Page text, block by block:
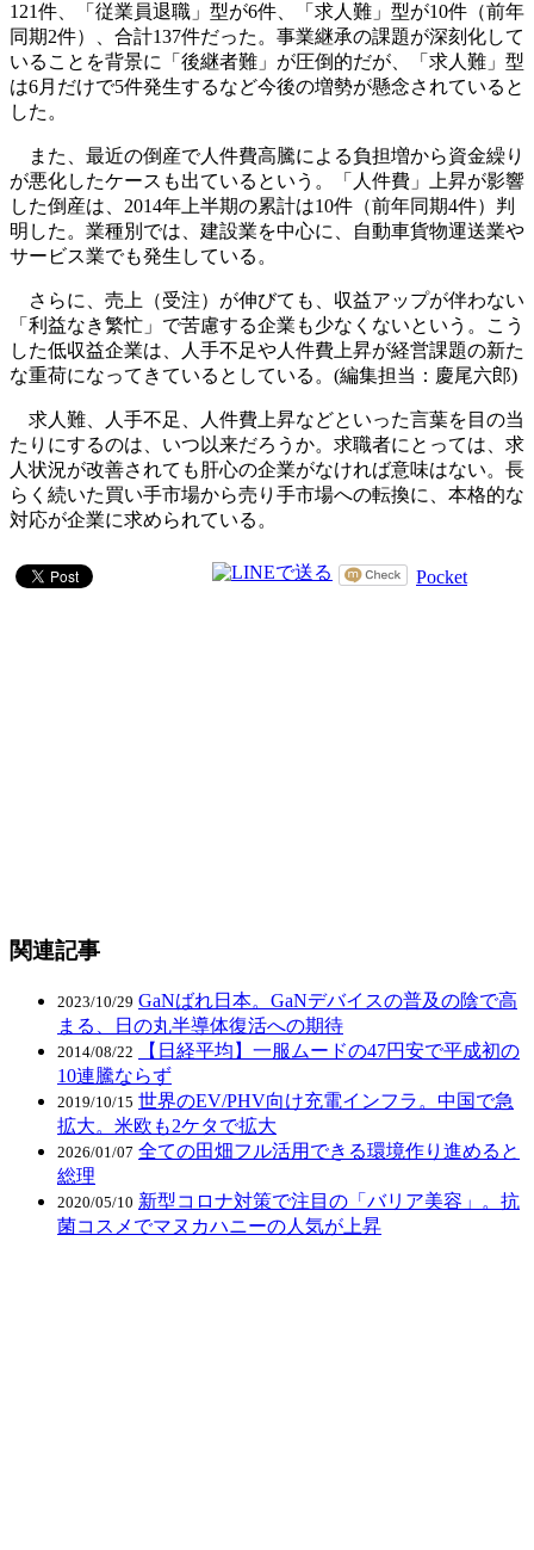
121件、「従業員退職」型が6件、「求人難」型が10件（前年
同期2件）、合計137件だった。事業継承の課題が深刻化して
いることを背景に「後継者難」が圧倒的だが、「求人難」型
は6月だけで5件発生するなど今後の増勢が懸念されていると
した。
また、最近の倒産で人件費高騰による負担増から資金繰り
が悪化したケースも出ているという。「人件費」上昇が影響
した倒産は、2014年上半期の累計は10件（前年同期4件）判
明した。業種別では、建設業を中心に、自動車貨物運送業や
サービス業でも発生している。
さらに、売上（受注）が伸びても、収益アップが伴わない
「利益なき繁忙」で苦慮する企業も少なくないという。こう
した低収益企業は、人手不足や人件費上昇が経営課題の新た
な重荷になってきているとしている。(編集担当：慶尾六郎)
求人難、人手不足、人件費上昇などといった言葉を目の当
たりにするのは、いつ以来だろうか。求職者にとっては、求
人状況が改善されても肝心の企業がなければ意味はない。長
らく続いた買い手市場から売り手市場への転換に、本格的な
対応が企業に求められている。
Pocket
関連記事
2023/10/29 GaNばれ日本。GaNデバイスの普及の陰で高
まる、日の丸半導体復活への期待
2014/08/22
【日経平均】一服ムードの47円安で平成初の
10連騰ならず
2019/10/15 世界のEV/PHV向け充電インフラ。中国で急
拡大。米欧も2ケタで拡大
2026/01/07 全ての田畑フル活用できる環境作り進めると
総理
2020/05/10 新型コロナ対策で注目の「バリア美容」。抗
菌コスメでマヌカハニーの人気が上昇